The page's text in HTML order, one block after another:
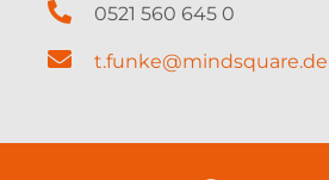
0521 560 645 0
t.funke@mindsquare.de